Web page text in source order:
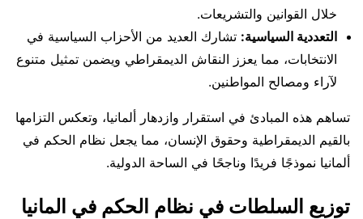
خلال القوانين والتشريعات.
التعددية السياسية: تشارك العديد من الأحزاب السياسية في
الانتخابات، مما يعزز النقاش الديمقراطي ويضمن تمثيل متنوع
لآراء ومصالح المواطنين.
تساهم هذه المبادئ في استقرار وازدهار ألمانيا، وتعكس التزامها
بالقيم الديمقراطية وحقوق الإنسان، مما يجعل نظام الحكم في
ألمانيا نموذجًا فريدًا وناجحًا في الساحة الدولية.
توزيع السلطات في نظام الحكم في المانيا